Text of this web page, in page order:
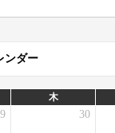
ンダー
木
30